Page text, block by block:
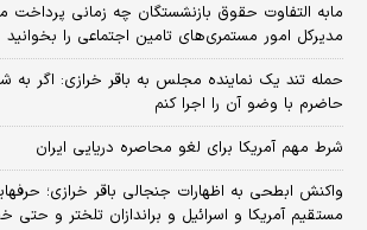
مابه التفاوت حقوق بازنشستگان چه زمانی
مدیرکل امور مستمری‌های تامین اجتماعی را بخوانید
حمله تند یک نماینده مجلس به باقر خرازی: اگر
حاضرم با وضو آن را اجرا کنم
شرط مهم آمریکا برای لغو محاصره دریایی ایران
واکنش ابطحی به اظهارات جنجالی باقر خرازی؛
مستقیم آمریکا و اسرائیل و براندازان تلختر و حتی